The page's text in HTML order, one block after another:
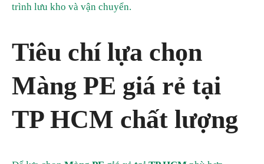
trình lưu kho và vận chuyển.
Tiêu chí lựa chọn
Màng PE giá rẻ tại
TP HCM chất lượng